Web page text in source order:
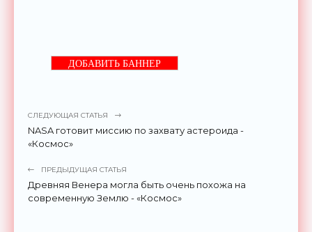
ДОБАВИТЬ БАННЕР
СЛЕДУЮЩАЯ СТАТЬЯ
NASA готовит миссию по захвату астероида -
«Космос»
ПРЕДЫДУЩАЯ СТАТЬЯ
Древняя Венера могла быть очень похожа на
современную Землю - «Космос»